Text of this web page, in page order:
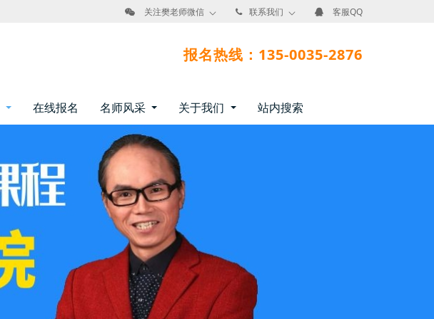
关注樊老师微信 联系我们 客服QQ
报名热线：135-0035-2876
在线报名 名师风采 关于我们 站内搜索